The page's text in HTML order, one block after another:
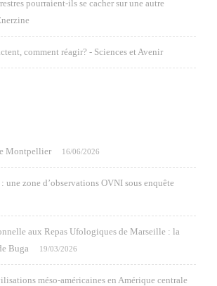
pourraient-ils se cacher sur une autre
comment réagir? - Sciences et Avenir
Montpellier 16/06/2026
une zone d’observations OVNI sous enquête
aux Repas Ufologiques de Marseille : la
Buga
19/03/2026
méso-américaines en Amérique centrale